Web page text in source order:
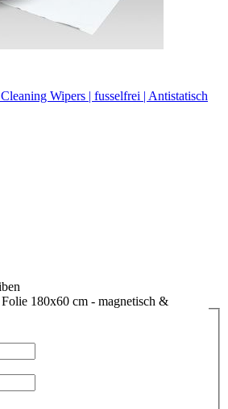
Wipers | fusselfrei | Antistatisch
180x60 cm - magnetisch &